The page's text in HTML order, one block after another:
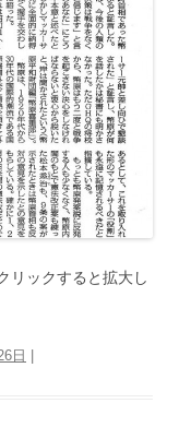
リックすると拡大し
日